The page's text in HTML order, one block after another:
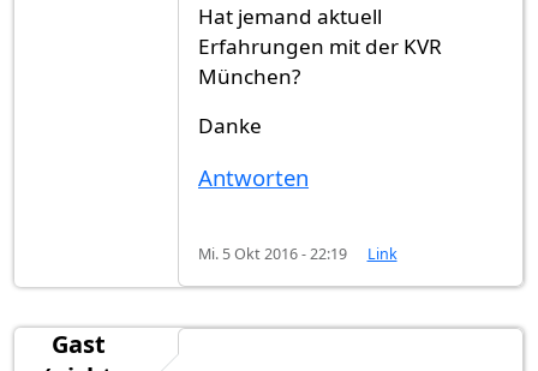
Hat jemand aktuell
Erfahrungen mit der KVR
München?
Danke
Antworten
Mi. 5 Okt 2016 - 22:19 Link
Gast